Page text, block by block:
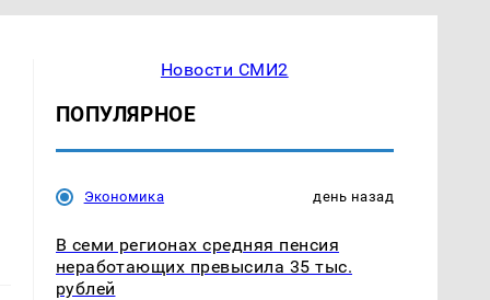
Новости СМИ2
ПОПУЛЯРНОЕ
Экономика день назад
В семи регионах средняя пенсия
неработающих превысила 35 тыс.
рублей